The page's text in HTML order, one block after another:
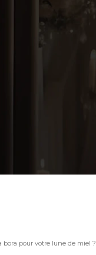
bora pour votre lune de miel ?